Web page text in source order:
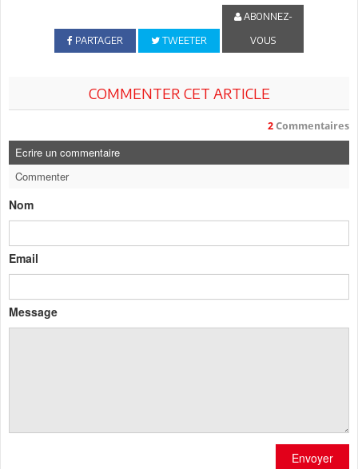
PARTAGER TWEETER
ABONNEZ-
VOUS
COMMENTER CET ARTICLE
2 Commentaires
Ecrire un commentaire
Commenter
Nom
Email
Message
Envoyer